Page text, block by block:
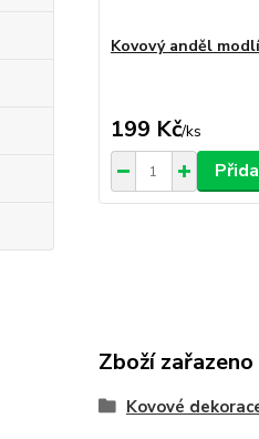
Kovový anděl
199 Kč/ks
Zboží
Kovové